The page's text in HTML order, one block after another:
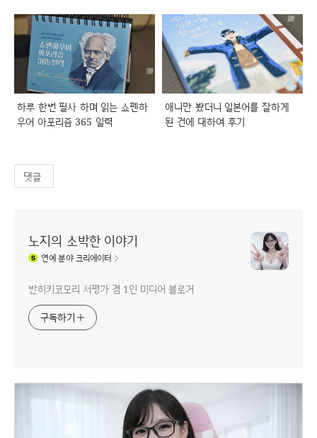
하루 한번 필사 하며 읽는 쇼펜하
우어 아포리즘 365 일력
애니만 봤더니 일본어를 잘하게
된 건에 대하여 후기
댓글
노지의 소박한 이야기
연예분야 크리에이터
반히키코모리 서평가 겸 1인 미디어 블로거
구독하기